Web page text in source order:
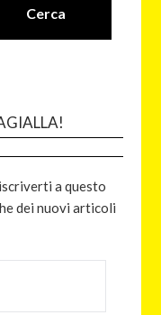
a questo
dei nuovi articoli